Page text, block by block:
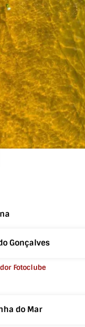
Gonçalves
Fotoclube
do Mar